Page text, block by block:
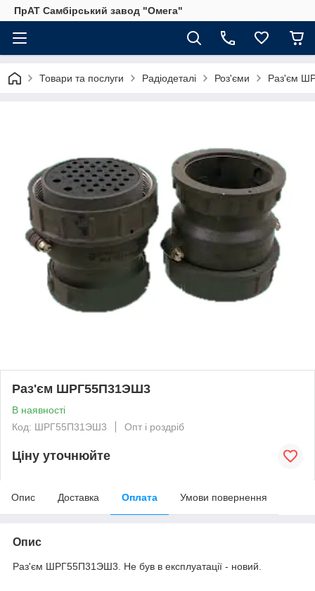
ПрАТ Самбірський завод "Омега"
Товари та послуги Радіодеталі Роз'єми Раз'єм
Раз'єм ШРГ55П31ЭШ3
В наявності
Код: ШРГ55П31ЭШ3
Опт і роздріб
Ціну уточнюйте
Опис Доставка Оплата Умови повернення
Опис
Раз'єм ШРГ55П31ЭШ3. Не був в експлуатації - новий.